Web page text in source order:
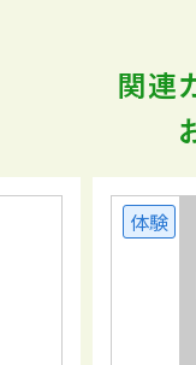
関連